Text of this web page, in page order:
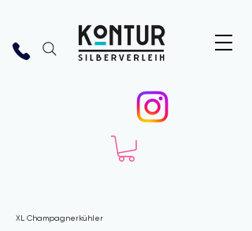
XL Champagnerkühler